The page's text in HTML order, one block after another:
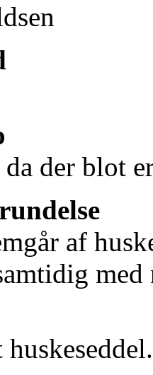
der blot
af